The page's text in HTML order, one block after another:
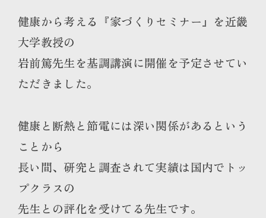
健康から考える『家づくりセミナー』を近畿
大学教授の
岩前篤先生を基調講演に開催を予定させてい
ただきました。
健康と断熱と節電には深い関係があるという
ことから
長い間、研究と調査されて実績は国内でトッ
プクラスの
先生との評化を受けてる先生です。